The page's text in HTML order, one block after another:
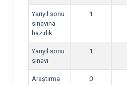
Yarıyıl sonu
sınavına
hazırlık
1
Yarıyıl sonu
sınavı
1
Araştırma 0